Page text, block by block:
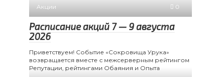
Акции
0
Расписание акций 7 — 9 августа
2026
Приветствуем! Событие «Сокровища Урука»
возвращается вместе с межсерверным рейтингом
Репутации, рейтингами Обаяния и Опыта